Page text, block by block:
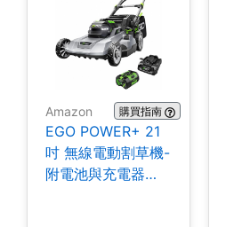
Amazon 購買指南
EGO POWER+ 21
吋 無線電動割草機-
附電池與充電器